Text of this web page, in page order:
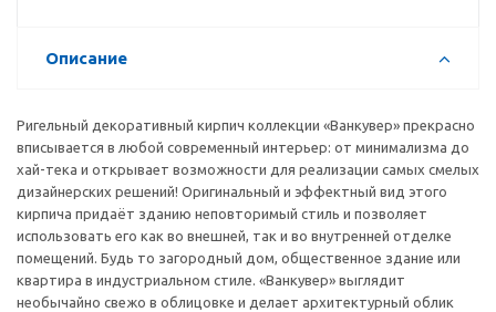
Описание
Ригельный декоративный кирпич коллекции «Ванкувер» прекрасно
вписывается в любой современный интерьер: от минимализма до
хай-тека и открывает возможности для реализации самых смелых
дизайнерских решений! Оригинальный и эффектный вид этого
кирпича придаёт зданию неповторимый стиль и позволяет
использовать его как во внешней, так и во внутренней отделке
помещений. Будь то загородный дом, общественное здание или
квартира в индустриальном стиле. «Ванкувер» выглядит
необычайно свежо в облицовке и делает архитектурный облик